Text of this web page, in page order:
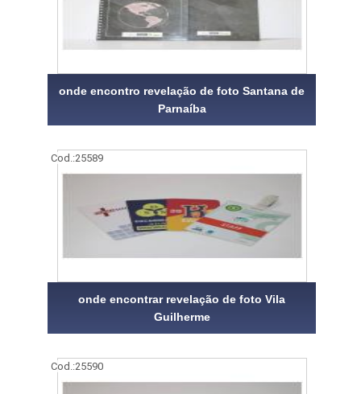
onde encontro revelação de foto Santana de
Parnaíba
Cod.:25589
onde encontrar revelação de foto Vila
Guilherme
Cod.:25590